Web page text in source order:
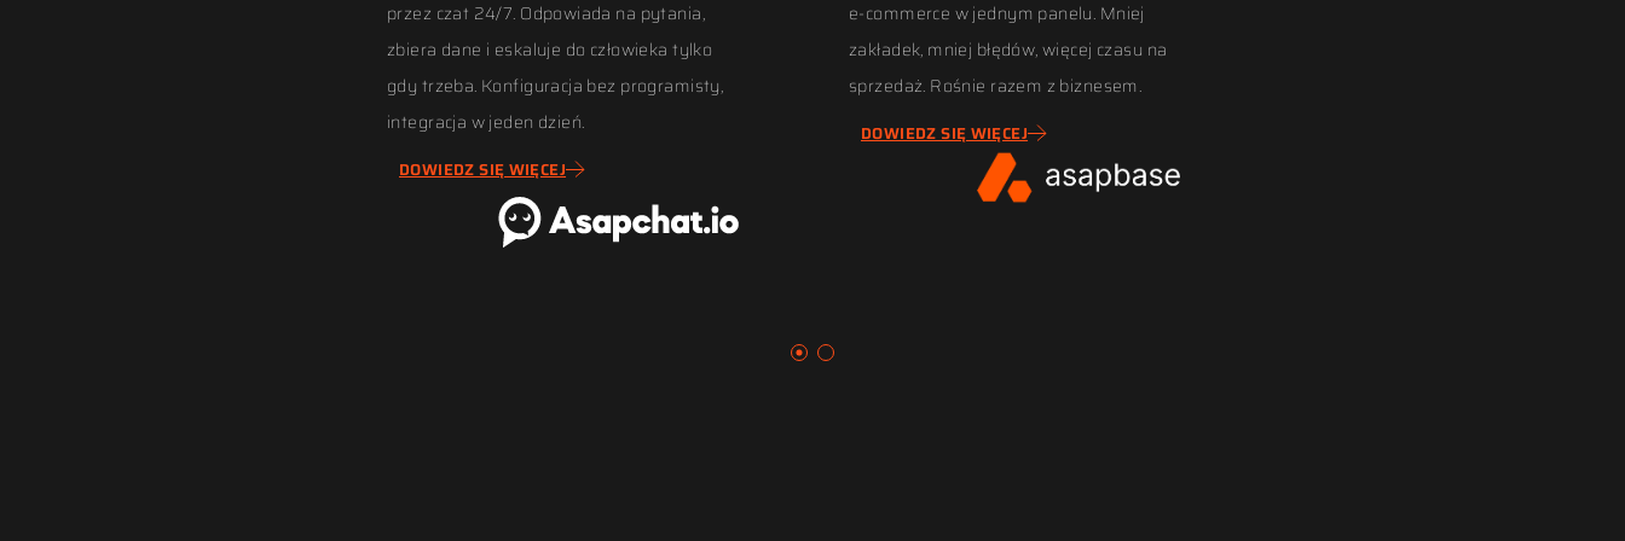
przez czat 24/7. Odpowiada na pytania,
zbiera dane i eskaluje do człowieka tylko
gdy trzeba. Konfiguracja bez programisty,
integracja w jeden dzień.
DOWIEDZ SIĘ WIĘCEJ
e-commerce w jednym panelu. Mniej
zakładek, mniej błędów, więcej czasu na
sprzedaż. Rośnie razem z biznesem.
DOWIEDZ SIĘ WIĘCEJ